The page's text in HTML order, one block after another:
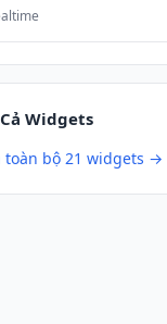
Widgets
toàn bộ 21 widgets →